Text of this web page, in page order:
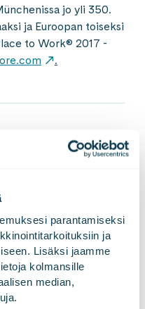
parantamiseksi
ja
Lisäksi jaamme
kolmansille
median,
jo yli 350.
ja Euroopan toiseksi
to Work® 2017 -
.
, teknologia- ja
joka yhdistää niin
maailman kuin
ihmisten toiminnan
asiakkaitamme
ilmitarpeita
ja vastuullista